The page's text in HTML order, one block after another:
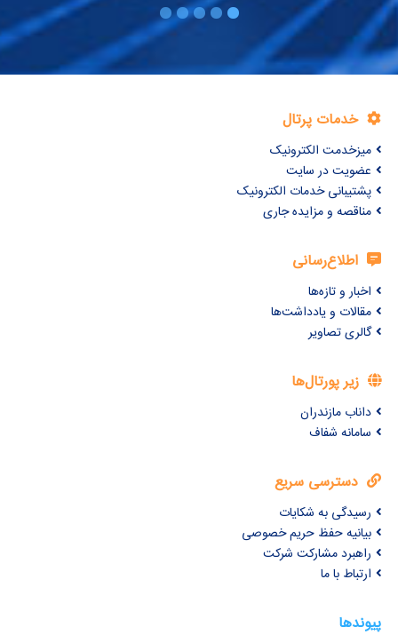
خدمات پرتال
میزخدمت الکترونیک
عضویت در سایت
پشتیبانی خدمات الکترونیک
مناقصه و مزایده جاری
اطلاع‌رسانی
اخبار و تازه‌ها
مقالات و یادداشت‌ها
گالری تصاویر
زیر پورتال‌ها
داناب مازندران
سامانه شفاف
دسترسی سریع
رسیدگی به شکایات
بیانیه حفظ حریم خصوصی
راهبرد مشارکت شرکت
ارتباط با ما
پیوندها